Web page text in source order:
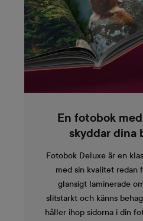
En fotobok
skyddar dina
Fotobok Deluxe är en
med sin kvalitet redan
glansigt laminerade
slitstarkt och känns
håller ihop sidorna i din